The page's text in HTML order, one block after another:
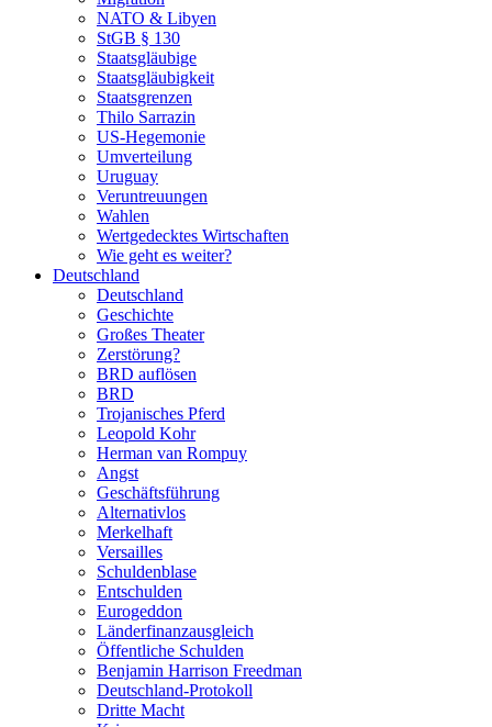
NATO & Libyen
StGB § 130
Staatsgläubige
Staatsgläubigkeit
Staatsgrenzen
Thilo Sarrazin
US-Hegemonie
Umverteilung
Uruguay
Veruntreuungen
Wahlen
Wertgedecktes Wirtschaften
Wie geht es weiter?
Deutschland
Deutschland
Geschichte
Großes Theater
Zerstörung?
BRD auflösen
BRD
Trojanisches Pferd
Leopold Kohr
Herman van Rompuy
Angst
Geschäftsführung
Alternativlos
Merkelhaft
Versailles
Schuldenblase
Entschulden
Eurogeddon
Länderfinanzausgleich
Öffentliche Schulden
Benjamin Harrison Freedman
Deutschland-Protokoll
Dritte Macht